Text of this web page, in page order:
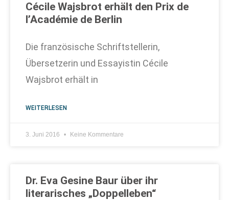
Cécile Wajsbrot erhält den Prix de
l’Académie de Berlin
Die französische Schriftstellerin,
Übersetzerin und Essayistin Cécile
Wajsbrot erhält in
WEITERLESEN
3. Juni 2016 Keine Kommentare
Dr. Eva Gesine Baur über ihr
literarisches „Doppelleben“